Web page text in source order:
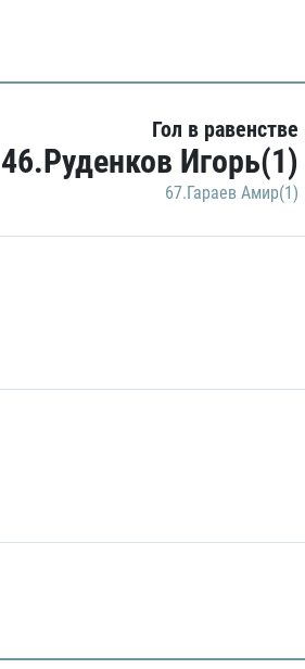
Гол в равенстве
46.Руденков Игорь(1)
67.Гараев Амир(1)